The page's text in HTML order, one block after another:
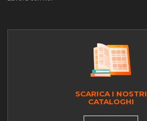
SCARICA I NOSTRI
CATALOGHI